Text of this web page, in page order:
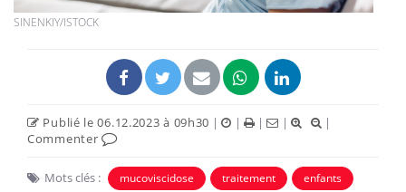
SINENKIY/ISTOCK
Publié le 06.12.2023 à 09h30 | | | |
|
Commenter
Mots clés : mucoviscidose traitement enfants